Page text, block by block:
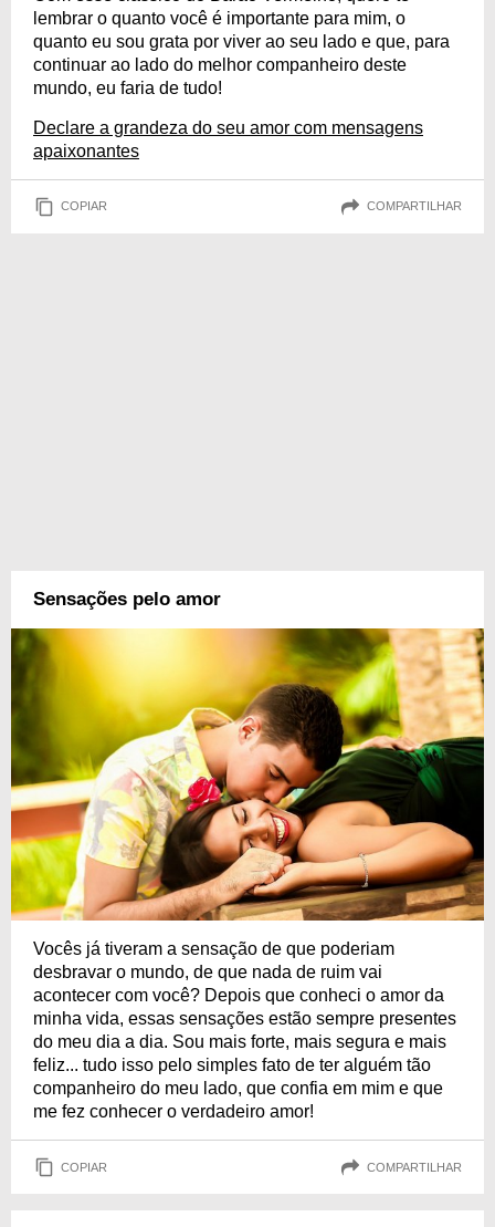
lembrar o quanto você é importante para mim, o
quanto eu sou grata por viver ao seu lado e que, para
continuar ao lado do melhor companheiro deste
mundo, eu faria de tudo!
Declare a grandeza do seu amor com mensagens
apaixonantes
COPIAR COMPARTILHAR
Sensações pelo amor
Vocês já tiveram a sensação de que poderiam
desbravar o mundo, de que nada de ruim vai
acontecer com você? Depois que conheci o amor da
minha vida, essas sensações estão sempre presentes
do meu dia a dia. Sou mais forte, mais segura e mais
feliz... tudo isso pelo simples fato de ter alguém tão
companheiro do meu lado, que confia em mim e que
me fez conhecer o verdadeiro amor!
COPIAR COMPARTILHAR